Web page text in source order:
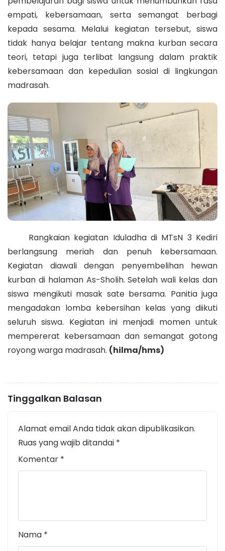
empati, kebersamaan, serta semangat berbagi
kepada sesama. Melalui kegiatan tersebut, siswa
tidak hanya belajar tentang makna kurban secara
teori, tetapi juga terlibat langsung dalam praktik
kebersamaan dan kepedulian sosial di lingkungan
madrasah.
Rangkaian kegiatan Iduladha di MTsN 3 Kediri
berlangsung meriah dan penuh kebersamaan.
Kegiatan diawali dengan penyembelihan hewan
kurban di halaman As-Sholih. Setelah wali kelas dan
siswa mengikuti masak sate bersama. Panitia juga
mengadakan lomba kebersihan kelas yang diikuti
seluruh siswa. Kegiatan ini menjadi momen untuk
mempererat kebersamaan dan semangat gotong
royong warga madrasah. (hilma/hms)
Tinggalkan Balasan
Alamat email Anda tidak akan dipublikasikan.
Ruas yang wajib ditandai *
Komentar *
Nama *